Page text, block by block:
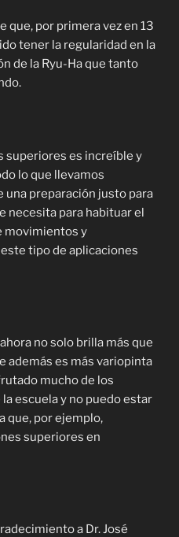
que, por primera vez en 13
tener la regularidad en la
de la Ryu-Ha que tanto
superiores es increíble y
lo que llevamos
una preparación justo para
necesita para habituar el
movimientos y
tipo de aplicaciones
no solo brilla más que
además es más variopinta
mucho de los
escuela y no puedo estar
que, por ejemplo,
superiores en
a Dr. José